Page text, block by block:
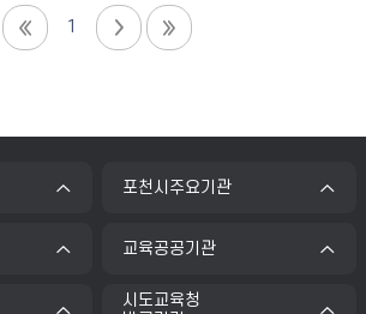
1
포천시주요기관
교육공공기관
시도교육청